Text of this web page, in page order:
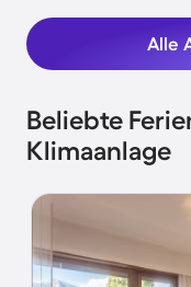
Alle
Beliebte
Klimaanlage